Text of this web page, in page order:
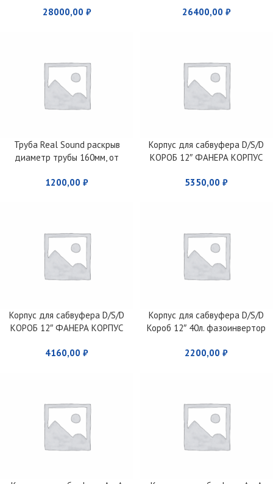
28000,00 ₽ 26400,00 ₽
Труба Real Sоund раскрыв
диаметр трубы 160мм, от
1200,00 ₽
Корпус для сабвуфера D/S/D
КОРОБ 12″ ФАНЕРА КОРПУС
ФАЗОИНВЕРТОР 160 ММ , 65Л
5350,00 ₽
Корпус для сабвуфера D/S/D
КОРОБ 12″ ФАНЕРА КОРПУС
ФАЗОИНВЕРТОР 160 ММ , 65Л
4160,00 ₽
Корпус для сабвуфера D/S/D
Короб 12″ 40л. фазоинвертор
2200,00 ₽